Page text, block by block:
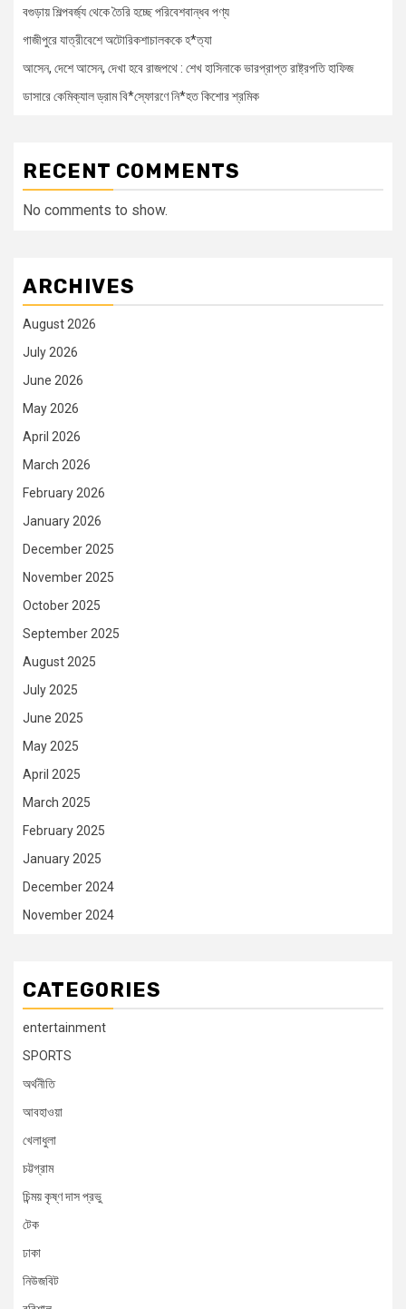
বগুড়ায় শিল্পবর্জ্য থেকে তৈরি হচ্ছে পরিবেশবান্ধব পণ্য
গাজীপুরে যাত্রীবেশে অটোরিকশাচালককে হ*ত্যা
আসেন, দেশে আসেন, দেখা হবে রাজপথে : শেখ হাসিনাকে ভারপ্রাপ্ত রাষ্ট্রপতি হাফিজ
ডাসারে কেমিক্যাল ড্রাম বি*স্ফোরণে নি*হত কিশোর শ্রমিক
RECENT COMMENTS
No comments to show.
ARCHIVES
August 2026
July 2026
June 2026
May 2026
April 2026
March 2026
February 2026
January 2026
December 2025
November 2025
October 2025
September 2025
August 2025
July 2025
June 2025
May 2025
April 2025
March 2025
February 2025
January 2025
December 2024
November 2024
CATEGORIES
entertainment
SPORTS
অর্থনীতি
আবহাওয়া
খেলাধুলা
চট্টগ্রাম
চিন্ময় কৃষ্ণ দাস প্রভু
টেক
ঢাকা
নিউজবিট